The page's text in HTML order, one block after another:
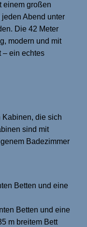
einem großen
Abend unter
Die 42 Meter
modern und mit
– ein echtes
Kabinen, die sich
sind mit
Badezimmer
Betten und eine
Betten und eine
m breitem Bett